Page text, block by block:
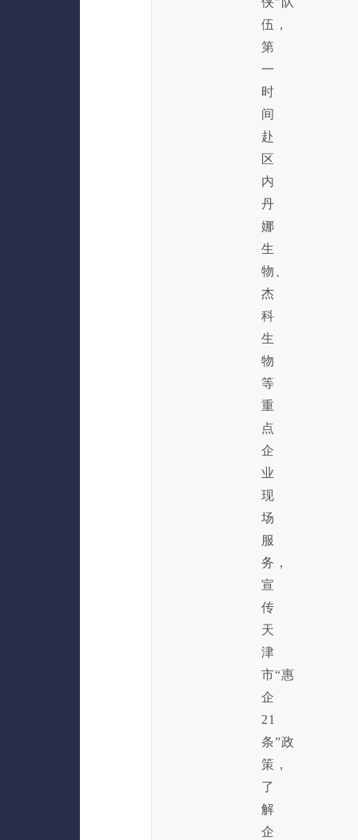
伍，
第
一
时
间
赴
区
内
丹
娜
生
物、
杰
科
生
物
等
重
点
企
业
现
场
服
务，
宣
传
天
津
市“惠
企
21
条”政
策，
了
解
企